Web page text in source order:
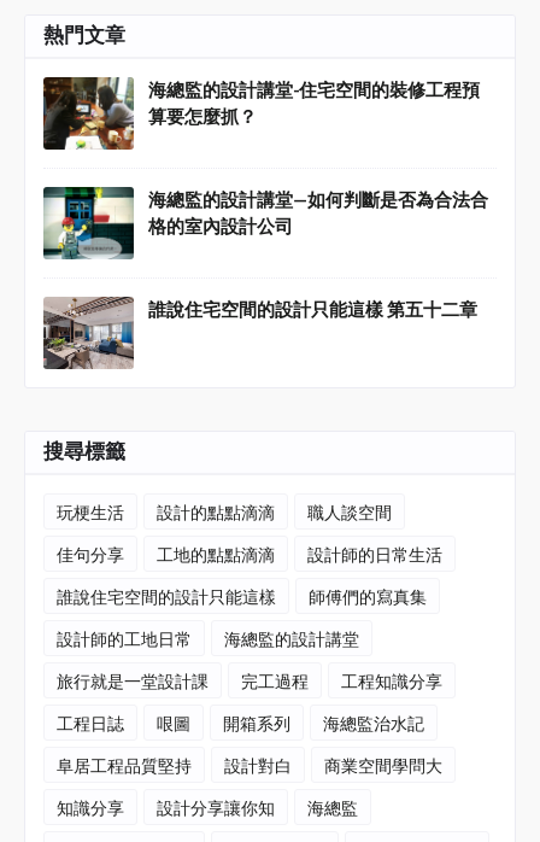
熱門文章
海總監的設計講堂-住宅空間的裝修工程預
算要怎麼抓？
海總監的設計講堂—如何判斷是否為合法合
格的室內設計公司
誰說住宅空間的設計只能這樣 第五十二章
搜尋標籤
玩梗生活 設計的點點滴滴
職人談空間
佳句分享
工地的點點滴滴
設計師的日常生活
誰說住宅空間的設計只能這樣
師傅們的寫真集
設計師的工地日常
海總監的設計講堂
旅行就是一堂設計課
完工過程
工程知識分享
工程日誌
哏圖 開箱系列
海總監治水記
阜居工程品質堅持
設計對白
商業空間學問大
知識分享
設計分享讓你知
海總監